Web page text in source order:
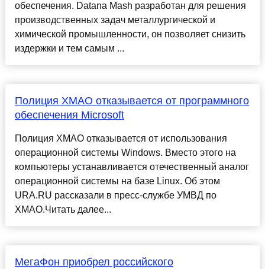
обеспечения. Datana Mash разработан для решения
производственных задач металлургической и
химической промышленности, он позволяет снизить
издержки и тем самым ...
Полиция ХМАО отказывается от программного
обеспечения Microsoft
Полиция ХМАО отказывается от использования
операционной системы Windows. Вместо этого на
компьютеры устанавливается отечественный аналог
операционной системы на базе Linux. Об этом
URA.RU рассказали в пресс-службе УМВД по
ХМАО.Читать далее...
МегаФон приобрел российского